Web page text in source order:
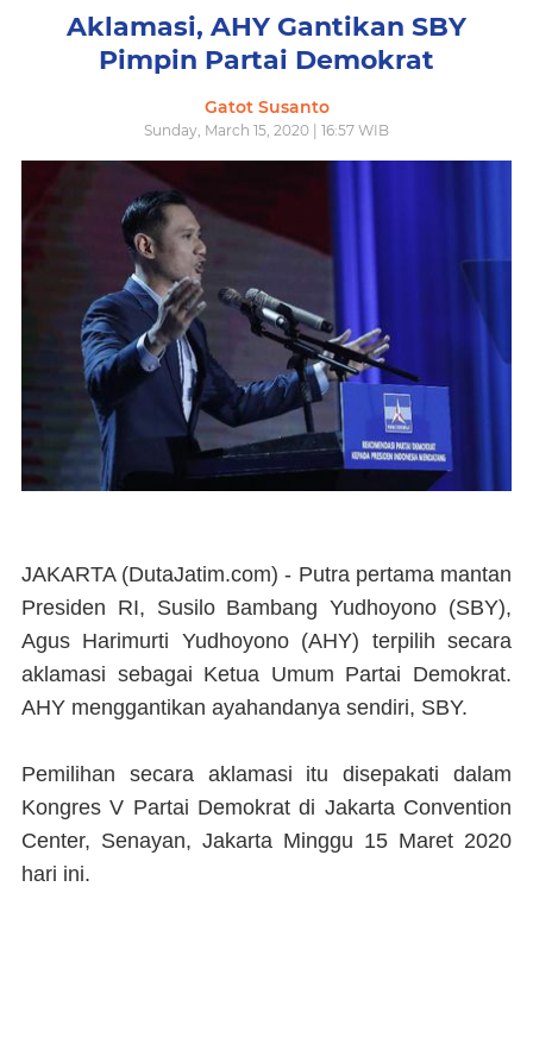
Aklamasi, AHY Gantikan SBY
Pimpin Partai Demokrat
Gatot Susanto
Sunday, March 15, 2020 | 16:57 WIB
JAKARTA (DutaJatim.com) - Putra pertama mantan
Presiden RI, Susilo Bambang Yudhoyono (SBY),
Agus Harimurti Yudhoyono (AHY) terpilih secara
aklamasi sebagai Ketua Umum Partai Demokrat.
AHY menggantikan ayahandanya sendiri, SBY.
Pemilihan secara aklamasi itu disepakati dalam
Kongres V Partai Demokrat di Jakarta Convention
Center, Senayan, Jakarta Minggu 15 Maret 2020
hari ini.